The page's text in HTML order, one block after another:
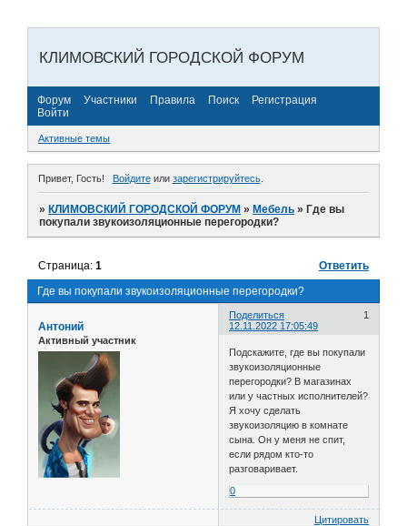
КЛИМОВСКИЙ ГОРОДСКОЙ ФОРУМ
Форум Участники Правила Поиск
Регистрация
Войти
Активные темы
Привет, Гость! Войдитеили зарегистрируйтесь.
»КЛИМОВСКИЙ ГОРОДСКОЙ ФОРУМ »Мебель »Где вы
покупали звукоизоляционные перегородки?
Где вы покупали звукоизоляционные перегородки?
Страница:1 Ответить
Поделиться
1
12.11.2022 17:05:49
Антоний
Активный участник
Подскажите, где вы покупали
звукоизоляционные
перегородки? В магазинах
или у частных исполнителей?
Я хочу сделать
звукоизоляцию в комнате
сына. Он у меня не спит,
если рядом кто-то
разговаривает.
0
Цитировать